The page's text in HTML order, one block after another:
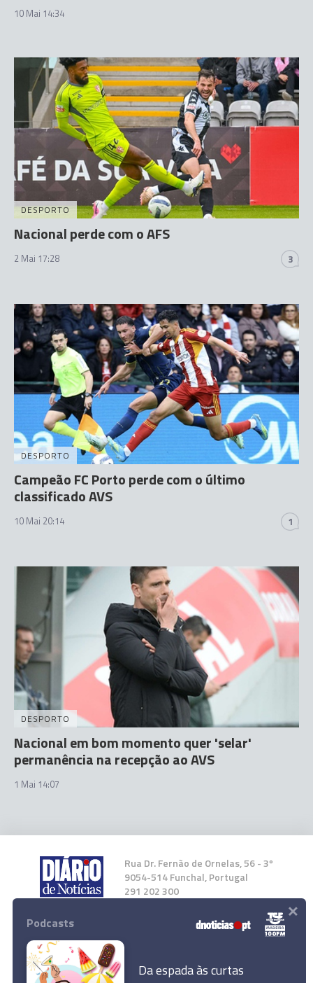
10 Mai 14:34
DESPORTO
Nacional perde com o AFS
2 Mai 17:28 3
DESPORTO
Campeão FC Porto perde com o último
classificado AVS
10 Mai 20:14 1
DESPORTO
Nacional em bom momento quer 'selar'
permanência na recepção ao AVS
1 Mai 14:07
Rua Dr. Fernão de Ornelas, 56 - 3º
9054-514 Funchal, Portugal
291 202 300
Instale a nossa App
Podcasts
Da espada às curtas
×